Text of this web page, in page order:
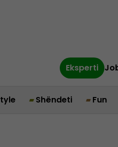
Eksperti
Shëndeti Fun